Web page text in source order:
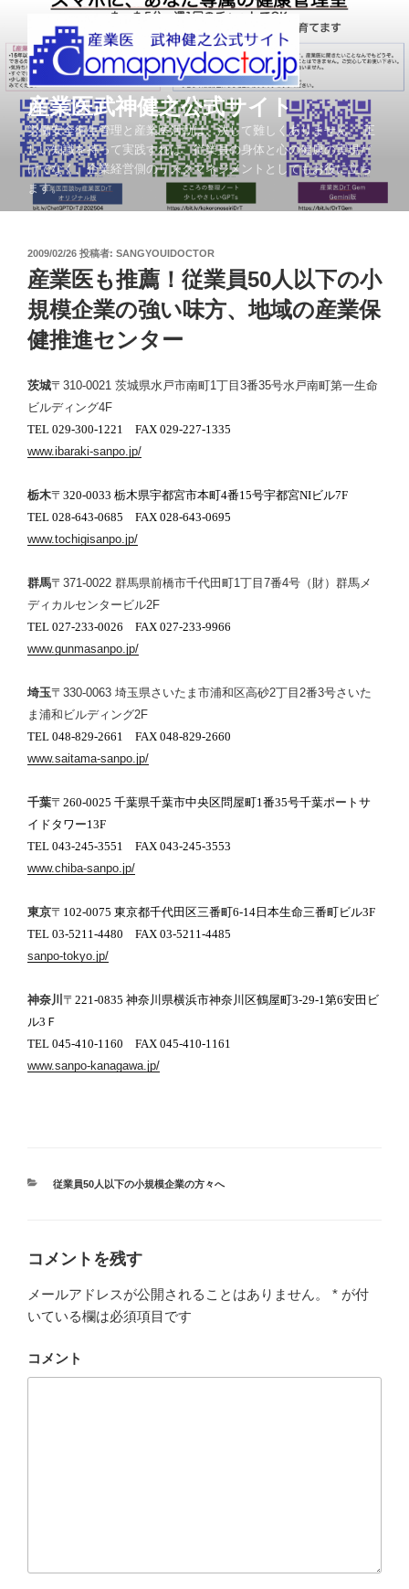
テ
ン
プ
産業医武神健之公式サイト
労働安全衛生管理と産業医活動は、決して難しくありません。 正
しい知識を持って実践すれば、従業員の身体と心の健康の実現だ
けでなく、企業経営側のリスクマネジメントとしてもお役に立ち
ます。
投
稿
日:
2009/02/26 投稿者: SANGYOUIDOCTOR
産業医も推薦！従業員50人以下の小
規模企業の強い味方、地域の産業保
健推進センター
茨城〒 310-0021 茨城県水戸市南町1丁目 3番35号水戸南町第一生命
ビルディング4F
TEL 029-300-1221 FAX 029-227-1335
www.ibaraki-sanpo.jp/
栃木〒 320-0033 栃木県宇都宮市本町4番15号宇都宮NIビル7F
TEL 028-643-0685 FAX 028-643-0695
www.tochigisanpo.jp/
群馬〒 371-0022 群馬県前橋市千代田町1丁目 7番4号（財）群馬メ
ディカルセンタービル2F
TEL 027-233-0026 FAX 027-233-9966
www.gunmasanpo.jp/
埼玉〒 330-0063 埼玉県さいたま市浦和区高砂2丁目 2番3号さいた
ま浦和ビルディング2F
TEL 048-829-2661 FAX 048-829-2660
www.saitama-sanpo.jp/
千葉〒 260-0025 千葉県千葉市中央区問屋町1番35号千葉ポートサ
イドタワー13F
TEL 043-245-3551 FAX 043-245-3553
www.chiba-sanpo.jp/
東京〒 102-0075 東京都千代田区三番町6-14 日本生命三番町ビル3F
TEL 03-5211-4480 FAX 03-5211-4485
sanpo-tokyo.jp/
神奈川 〒 221-0835 神奈川県横浜市神奈川区鶴屋町3-29-1第6安田ビ
ル3 Ｆ
TEL 045-410-1160 FAX 045-410-1161
www.sanpo-kanagawa.jp/
カ
ー
従業員50人以下の小規模企業の方々へ
コメントを残す
メールアドレスが公開されることはありません。 * が付
いている欄は必須項目です
コメント